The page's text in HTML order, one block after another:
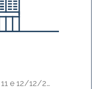
Leilão de Imóveis - 11 e 12/12/2014